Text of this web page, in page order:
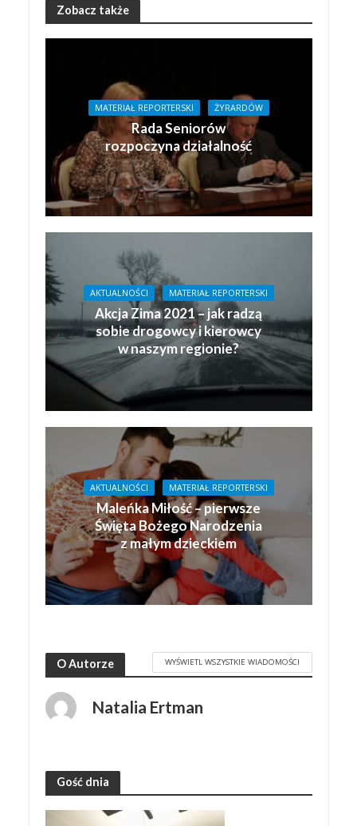
Zobacz także
MATERIAŁ REPORTERSKI ŻYRARDÓW
Rada Seniorów
rozpoczyna działalność
AKTUALNOŚCI MATERIAŁ REPORTERSKI
Akcja Zima 2021 – jak radzą
sobie drogowcy i kierowcy
w naszym regionie?
AKTUALNOŚCI MATERIAŁ REPORTERSKI
Maleńka Miłość – pierwsze
Święta Bożego Narodzenia
z małym dzieckiem
O Autorze WYŚWIETL WSZYSTKIE WIADOMOŚCI
Natalia Ertman
Gość dnia